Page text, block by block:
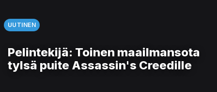
UUTINEN
Pelintekijä: Toinen maailmansota
tylsä puite Assassin's Creedille